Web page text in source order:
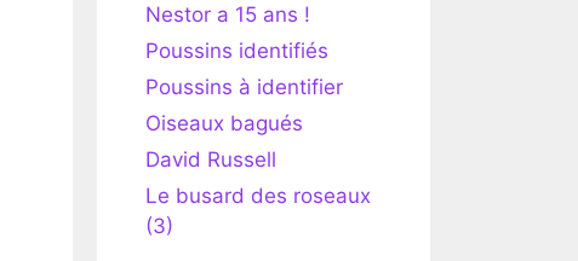
Nestor a 15 ans !
Poussins identifiés
Poussins à identifier
Oiseaux bagués
David Russell
Le busard des roseaux
(3)